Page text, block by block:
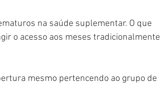
na saúde suplementar. O que
o acesso aos meses tradicionalmente
mesmo pertencendo ao grupo de